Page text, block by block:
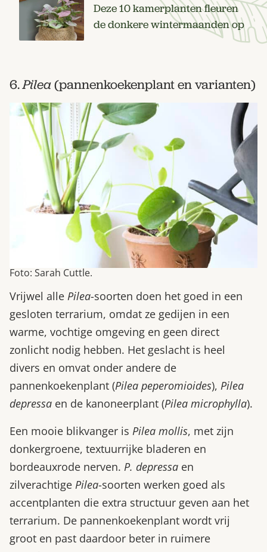
Deze 10 kamerplanten fleuren
de donkere wintermaanden op
6.Pilea(pannenkoekenplant en varianten)
Foto: Sarah Cuttle.
Vrijwel alle Pilea-soorten doen het goed in een
gesloten terrarium, omdat ze gedijen in een
warme, vochtige omgeving en geen direct
zonlicht nodig hebben. Het geslacht is heel
divers en omvat onder andere de
pannenkoekenplant (Pilea peperomioides), Pilea
depressa en de kanoneerplant (Pilea microphylla).
Een mooie blikvanger is Pilea mollis, met zijn
donkergroene, textuurrijke bladeren en
bordeauxrode nerven. P. depressa en
zilverachtige Pilea-soorten werken goed als
accentplanten die extra structuur geven aan het
terrarium. De pannenkoekenplant wordt vrij
groot en past daardoor beter in ruimere